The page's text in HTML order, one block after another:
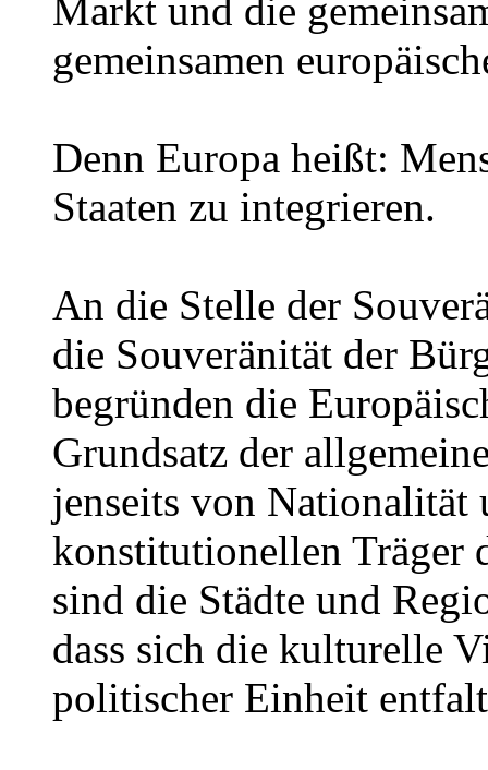
Markt und die
gemeinsamen
Denn Europa heißt:
Staaten zu integrieren.
An die Stelle der
die Souveränität der
begründen die
Grundsatz der
jenseits von
konstitutionellen Träger
sind die Städte und
dass sich die kulturelle
politischer Einheit